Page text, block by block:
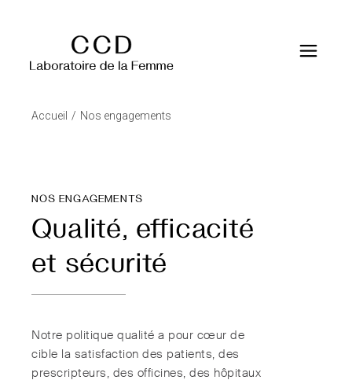
Accueil Nos engagements
NOS ENGAGEMENTS
Qualité, efficacité
et sécurité
Notre politique qualité a pour cœur de
cible la satisfaction des patients, des
prescripteurs, des officines, des hôpitaux